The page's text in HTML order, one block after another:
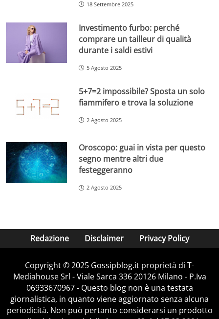
18 Settembre 2025
Investimento furbo: perché
comprare un tailleur di qualità
durante i saldi estivi
5 Agosto 2025
5+7=2 impossibile? Sposta un solo
fiammifero e trova la soluzione
2 Agosto 2025
Oroscopo: guai in vista per questo
segno mentre altri due
festeggeranno
2 Agosto 2025
Redazione Disclaimer Privacy Policy
Copyright © 2025 Gossipblog.it proprietà di T-
Mediahouse Srl - Viale Sarca 336 20126 Milano - P.Iva
06933670967 - Questo blog non è una testata
giornalistica, in quanto viene aggiornato senza alcuna
periodicità. Non può pertanto considerarsi un prodotto